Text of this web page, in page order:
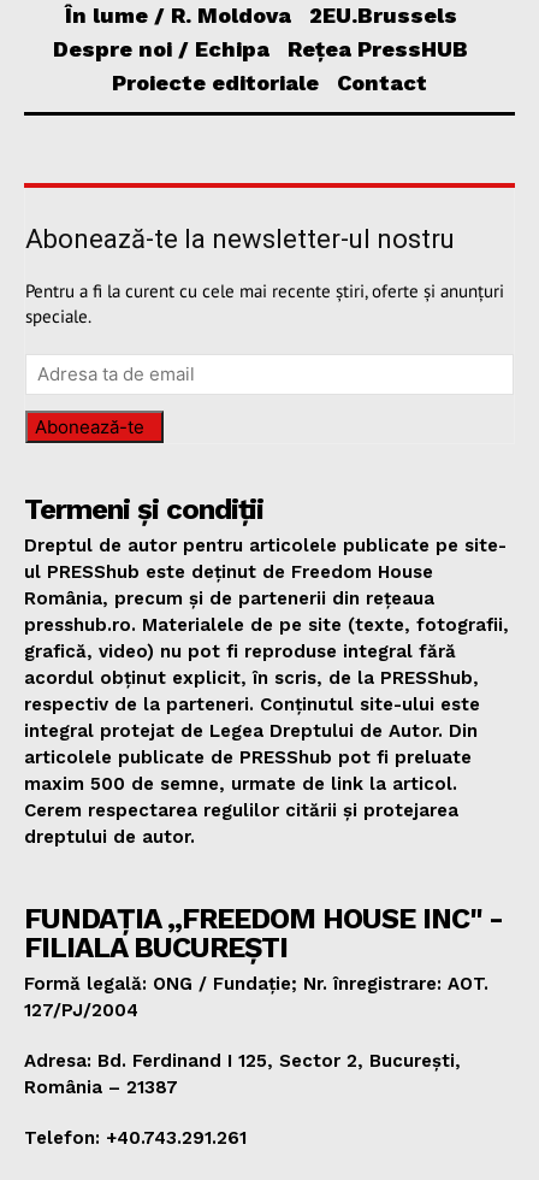
În lume / R. Moldova
2EU.Brussels
Despre noi / Echipa
Rețea PressHUB
Proiecte editoriale
Contact
Abonează-te la newsletter-ul nostru
Pentru a fi la curent cu cele mai recente știri, oferte și anunțuri
speciale.
Abonează-te
Termeni și condiții
Dreptul de autor pentru articolele publicate pe site-
ul PRESShub este deținut de Freedom House
România, precum și de partenerii din rețeaua
presshub.ro. Materialele de pe site (texte, fotografii,
grafică, video) nu pot fi reproduse integral fără
acordul obținut explicit, în scris, de la PRESShub,
respectiv de la parteneri. Conținutul site-ului este
integral protejat de Legea Dreptului de Autor. Din
articolele publicate de PRESShub pot fi preluate
maxim 500 de semne, urmate de link la articol.
Cerem respectarea regulilor citării și protejarea
dreptului de autor.
FUNDAȚIA „FREEDOM HOUSE INC" -
FILIALA BUCUREȘTI
Formă legală: ONG / Fundație; Nr. înregistrare: AOT.
127/PJ/2004
Adresa: Bd. Ferdinand I 125, Sector 2, București,
România – 21387
Telefon: +40.743.291.261